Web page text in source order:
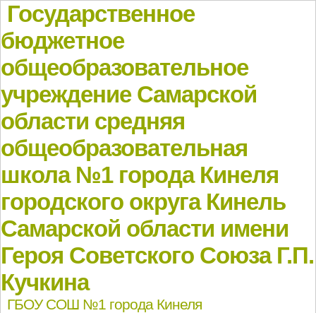
Государственное
бюджетное
общеобразовательное
учреждение Самарской
области средняя
общеобразовательная
школа №1 города Кинеля
городского округа Кинель
Самарской области имени
Героя Советского Союза Г.П.
Кучкина
ГБОУ СОШ №1 города Кинеля